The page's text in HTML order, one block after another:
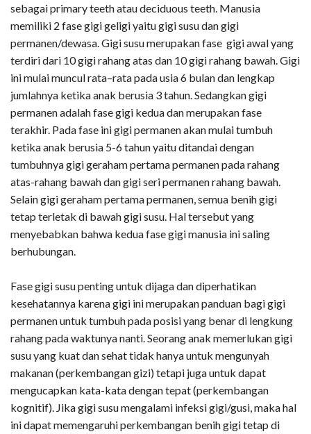
sebagai primary teeth atau deciduous teeth. Manusia
memiliki 2 fase gigi geligi yaitu gigi susu dan gigi
permanen/dewasa. Gigi susu merupakan fase gigi awal yang
terdiri dari 10 gigi rahang atas dan 10 gigi rahang bawah. Gigi
ini mulai muncul rata–rata pada usia 6 bulan dan lengkap
jumlahnya ketika anak berusia 3 tahun. Sedangkan gigi
permanen adalah fase gigi kedua dan merupakan fase
terakhir. Pada fase ini gigi permanen akan mulai tumbuh
ketika anak berusia 5-6 tahun yaitu ditandai dengan
tumbuhnya gigi geraham pertama permanen pada rahang
atas-rahang bawah dan gigi seri permanen rahang bawah.
Selain gigi geraham pertama permanen, semua benih gigi
tetap terletak di bawah gigi susu. Hal tersebut yang
menyebabkan bahwa kedua fase gigi manusia ini saling
berhubungan.
Fase gigi susu penting untuk dijaga dan diperhatikan
kesehatannya karena gigi ini merupakan panduan bagi gigi
permanen untuk tumbuh pada posisi yang benar di lengkung
rahang pada waktunya nanti. Seorang anak memerlukan gigi
susu yang kuat dan sehat tidak hanya untuk mengunyah
makanan (perkembangan gizi) tetapi juga untuk dapat
mengucapkan kata-kata dengan tepat (perkembangan
kognitif). Jika gigi susu mengalami infeksi gigi/gusi, maka hal
ini dapat memengaruhi perkembangan benih gigi tetap di